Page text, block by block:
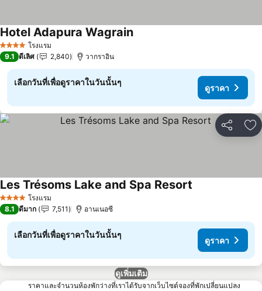
4 ดาว โรงแรม
Hotel Adapura Wagrainดูราคา
9.1 ดีเลิศ 2,840 วากราอิน
เลือกวันที่เพื่อดูราคาในวันนั้นๆ
ดูราคา
แชร์ เ
4 ดาว โรงแรม
Les Trésoms Lake and Spa Resort
8.1 ดีมาก 7,511 อานเนอซี
เลือกวันที่เพื่อดูราคาในวันนั้นๆ
ดูราคา
ดูเพิ่มเติม
ราคาและจำนวนห้องพักว่างที่เราได้รับจากเว็บไซต์จองที่พักเปลี่ยนแปลง